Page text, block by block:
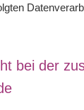
bei der